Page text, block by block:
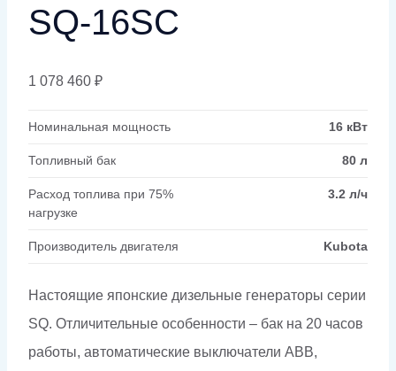
SQ-16SC
1 078 460 ₽
Номинальная мощность 16 кВт
Топливный бак 80 л
Расход топлива при 75%
нагрузке
3.2 л/ч
Производитель двигателя Kubota
Настоящие японские дизельные генераторы серии
SQ. Отличительные особенности – бак на 20 часов
работы, автоматические выключатели ABB,